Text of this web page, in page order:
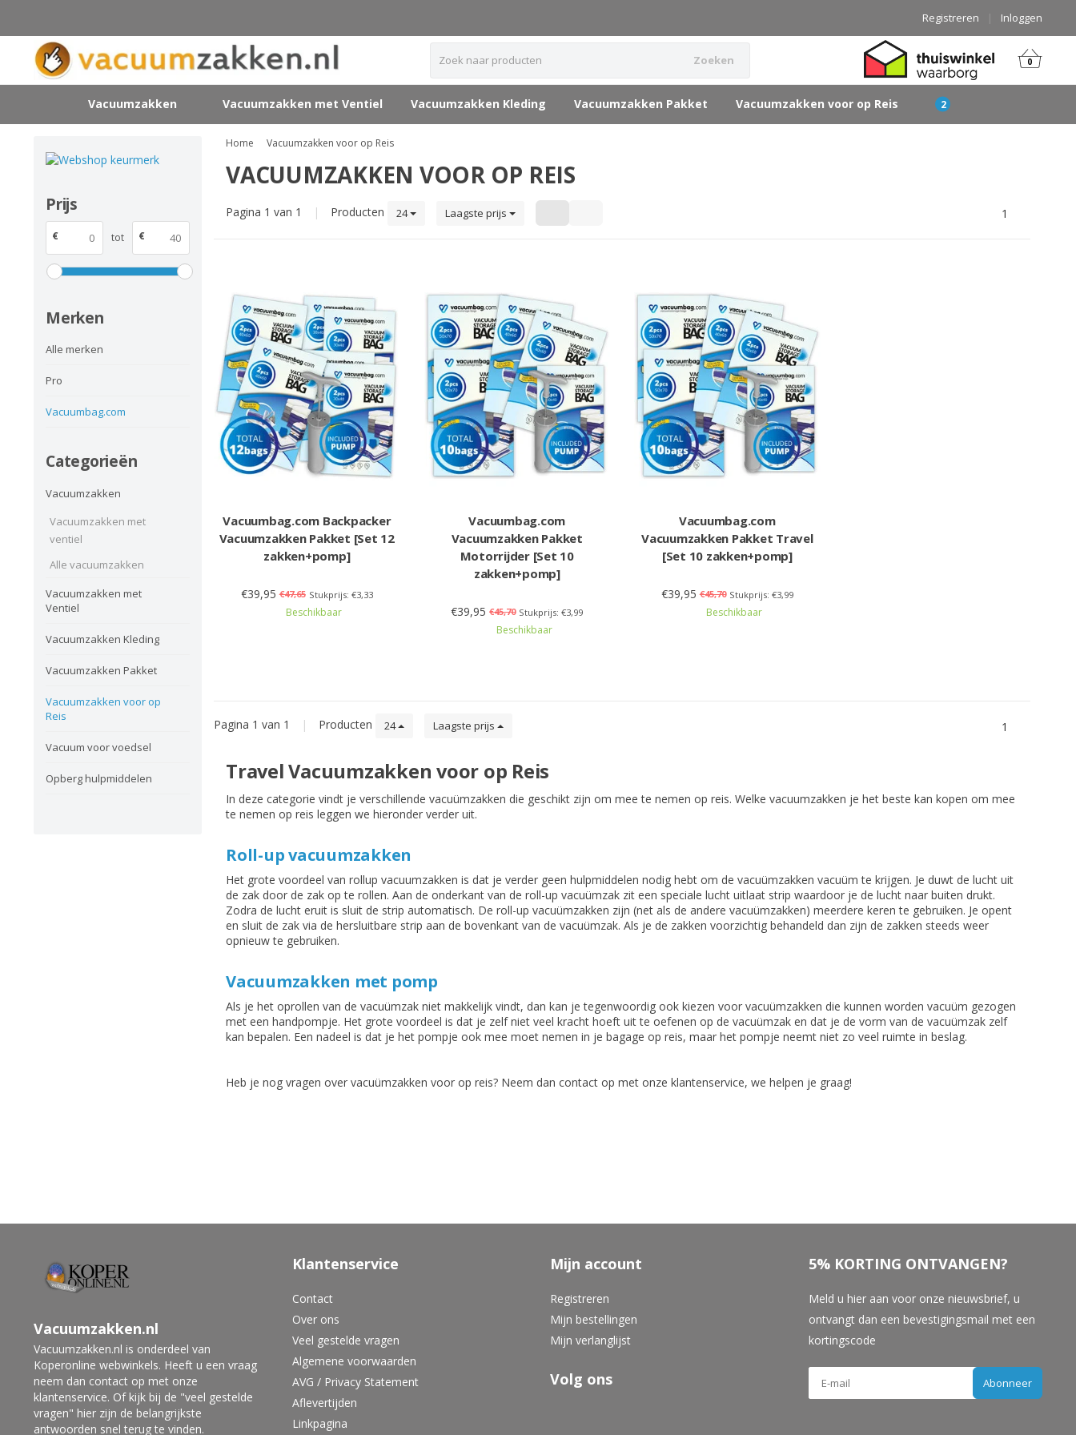
Inloggen
|
Registreren
Zoeken 0
Vacuumzakken Vacuumzakken met Ventiel Vacuumzakken Kleding Vacuumzakken Pakket Vacuumzakken voor op Reis
Prijs
€ tot €
Merken
Alle merken
Pro
Vacuumbag.com
Categorieën
Vacuumzakken
Vacuumzakken met
ventiel
Alle vacuumzakken
Vacuumzakken met
Ventiel
Vacuumzakken Kleding
Vacuumzakken Pakket
Vacuumzakken voor op
Reis
Vacuum voor voedsel
Opberg hulpmiddelen
Home Vacuumzakken voor op Reis
VACUUMZAKKEN VOOR OP REIS
Pagina 1 van 1 | Producten 24 Laagste prijs 1
Vacuumbag.com Backpacker
Vacuumzakken Pakket [Set 12
zakken+pomp]
€39,95 €47,65 Stukprijs: €3,33
Beschikbaar
Vacuumbag.com
Vacuumzakken Pakket
Motorrijder [Set 10
zakken+pomp]
€39,95 €45,70 Stukprijs: €3,99
Beschikbaar
Vacuumbag.com
Vacuumzakken Pakket Travel
[Set 10 zakken+pomp]
€39,95 €45,70 Stukprijs: €3,99
Beschikbaar
Pagina 1 van 1 | Producten 24 Laagste prijs 1
Travel Vacuumzakken voor op Reis
In deze categorie vindt je verschillende vacuümzakken die geschikt zijn om mee te nemen op reis. Welke vacuumzakken je het beste kan kopen om mee
te nemen op reis leggen we hieronder verder uit.
Roll-up vacuumzakken
Het grote voordeel van rollup vacuumzakken is dat je verder geen hulpmiddelen nodig hebt om de vacuümzakken vacuüm te krijgen. Je duwt de lucht uit
de zak door de zak op te rollen. Aan de onderkant van de roll-up vacuümzak zit een speciale lucht uitlaat strip waardoor je de lucht naar buiten drukt.
Zodra de lucht eruit is sluit de strip automatisch. De roll-up vacuümzakken zijn (net als de andere vacuümzakken) meerdere keren te gebruiken. Je opent
en sluit de zak via de hersluitbare strip aan de bovenkant van de vacuümzak. Als je de zakken voorzichtig behandeld dan zijn de zakken steeds weer
opnieuw te gebruiken.
Vacuumzakken met pomp
Als je het oprollen van de vacuümzak niet makkelijk vindt, dan kan je tegenwoordig ook kiezen voor vacuümzakken die kunnen worden vacuüm gezogen
met een handpompje. Het grote voordeel is dat je zelf niet veel kracht hoeft uit te oefenen op de vacuümzak en dat je de vorm van de vacuümzak zelf
kan bepalen. Een nadeel is dat je het pompje ook mee moet nemen in je bagage op reis, maar het pompje neemt niet zo veel ruimte in beslag.
Heb je nog vragen over vacuümzakken voor op reis? Neem dan contact op met onze klantenservice, we helpen je graag!
Vacuumzakken.nl
Vacuumzakken.nl is onderdeel van
Koperonline webwinkels. Heeft u een vraag
neem dan contact op met onze
klantenservice. Of kijk bij de "veel gestelde
vragen" hier zijn de belangrijkste
antwoorden snel terug te vinden.
Klantenservice
Contact
Over ons
Veel gestelde vragen
Algemene voorwaarden
AVG / Privacy Statement
Aflevertijden
Linkpagina
Mijn account
Registreren
Mijn bestellingen
Mijn verlanglijst
Volg ons
5% KORTING ONTVANGEN?
Meld u hier aan voor onze nieuwsbrief, u
ontvangt dan een bevestigingsmail met een
kortingscode
Abonneer